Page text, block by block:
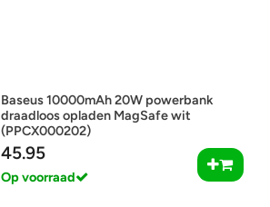
Baseus 10000mAh 20W powerbank
draadloos opladen MagSafe wit
(PPCX000202)
45.95
Op voorraad